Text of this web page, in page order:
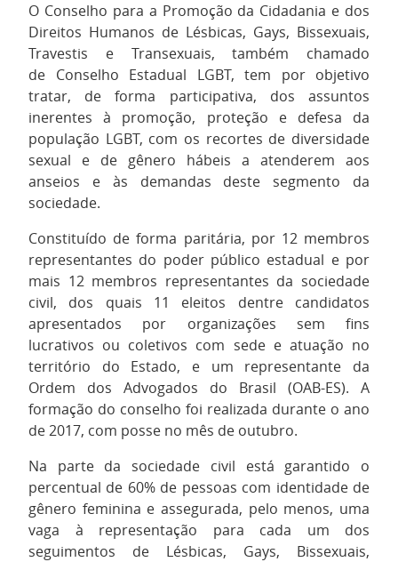
O Conselho para a Promoção da Cidadania e dos
Direitos Humanos de Lésbicas, Gays, Bissexuais,
Travestis e Transexuais, também chamado
de Conselho Estadual LGBT, tem por objetivo
tratar, de forma participativa, dos assuntos
inerentes à promoção, proteção e defesa da
população LGBT, com os recortes de diversidade
sexual e de gênero hábeis a atenderem aos
anseios e às demandas deste segmento da
sociedade.
Constituído de forma paritária, por 12 membros
representantes do poder público estadual e por
mais 12 membros representantes da sociedade
civil, dos quais 11 eleitos dentre candidatos
apresentados por organizações sem fins
lucrativos ou coletivos com sede e atuação no
território do Estado, e um representante da
Ordem dos Advogados do Brasil (OAB-ES). A
formação do conselho foi realizada durante o ano
de 2017, com posse no mês de outubro.
Na parte da sociedade civil está garantido o
percentual de 60% de pessoas com identidade de
gênero feminina e assegurada, pelo menos, uma
vaga à representação para cada um dos
seguimentos de Lésbicas, Gays, Bissexuais,